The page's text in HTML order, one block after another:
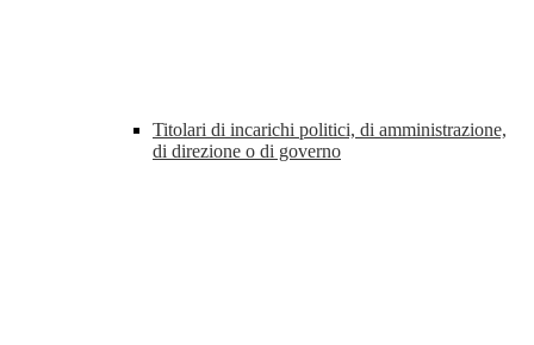
Titolari di incarichi politici, di amministrazione,
di direzione o di governo